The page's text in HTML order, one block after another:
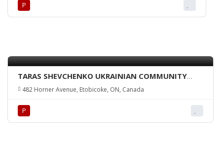
Р
TARAS SHEVCHENKO UKRAINIAN COMMUNITY
CENTRE HALL
482 Horner Avenue, Etobicoke, ON, Canada
Р